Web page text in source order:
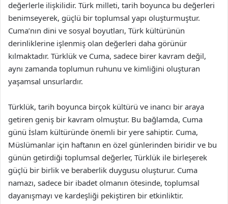
değerlerle ilişkilidir. Türk milleti, tarih boyunca bu değerleri
benimseyerek, güçlü bir toplumsal yapı oluşturmuştur.
Cuma’nın dini ve sosyal boyutları, Türk kültürünün
derinliklerine işlenmiş olan değerleri daha görünür
kılmaktadır. Türklük ve Cuma, sadece birer kavram değil,
aynı zamanda toplumun ruhunu ve kimliğini oluşturan
yaşamsal unsurlardır.
Türklük, tarih boyunca birçok kültürü ve inancı bir araya
getiren geniş bir kavram olmuştur. Bu bağlamda, Cuma
günü İslam kültüründe önemli bir yere sahiptir. Cuma,
Müslümanlar için haftanın en özel günlerinden biridir ve bu
günün getirdiği toplumsal değerler, Türklük ile birleşerek
güçlü bir birlik ve beraberlik duygusu oluşturur. Cuma
namazı, sadece bir ibadet olmanın ötesinde, toplumsal
dayanışmayı ve kardeşliği pekiştiren bir etkinliktir.